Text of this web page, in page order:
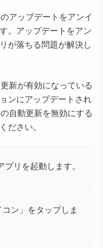
アップデートをアンイ
。アップデートをアン
が落ちる問題が解決し
新が有効になっている
ンにアップデートされ
自動更新を無効にする
ださい。
プリを起動します。
ン」をタップしま